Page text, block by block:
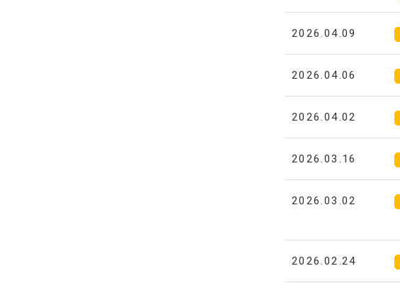
2026.04.09
2026.04.06
2026.04.02
2026.03.16
2026.03.02
2026.02.24